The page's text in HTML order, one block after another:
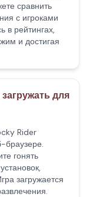
сравнить
с игроками
в рейтингах,
и достигая
для
Rider
браузере.
гонять
загружается